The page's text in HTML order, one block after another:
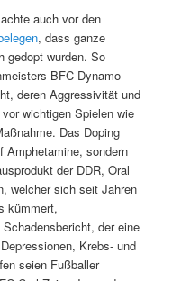
auch vor den
, dass ganze
gedopt wurden. So
BFC Dynamo
deren Aggressivität und
wichtigen Spielen wie
Das Doping
Amphetamine, sondern
der DDR, Oral
welcher sich seit Jahren
kümmert,
der eine
Krebs- und
seien Fußballer